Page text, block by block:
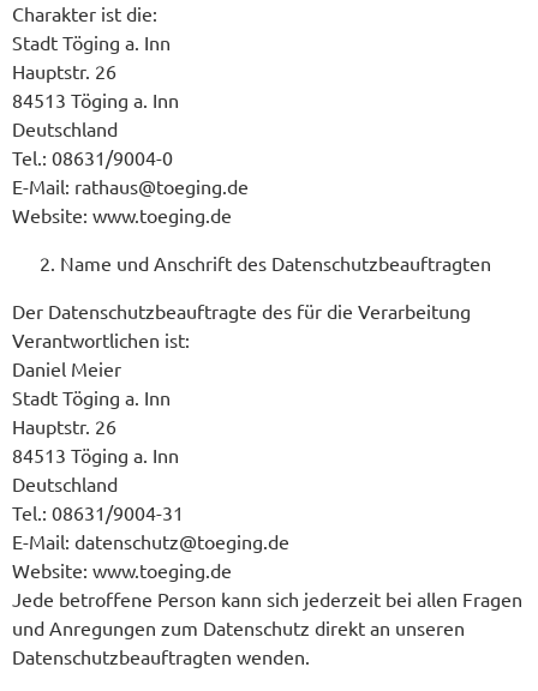
Charakter ist die:
Stadt Töging a. Inn
Hauptstr. 26
84513 Töging a. Inn
Deutschland
Tel.: 08631/9004-0
E-Mail: rathaus@toeging.de
Website: www.toeging.de
Name und Anschrift des Datenschutzbeauftragten
Der Datenschutzbeauftragte des für die Verarbeitung
Verantwortlichen ist:
Daniel Meier
Stadt Töging a. Inn
Hauptstr. 26
84513 Töging a. Inn
Deutschland
Tel.: 08631/9004-31
E-Mail: datenschutz@toeging.de
Website: www.toeging.de
Jede betroffene Person kann sich jederzeit bei allen Fragen
und Anregungen zum Datenschutz direkt an unseren
Datenschutzbeauftragten wenden.